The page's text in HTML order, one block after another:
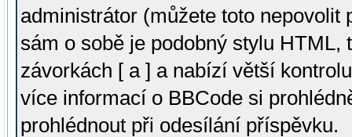
administrátor (můžete toto
sám o sobě je podobný stylu HTML,
závorkách [ a ] a nabízí větší
více informací o BBCode si
prohlédnout při odesílání příspěvku.